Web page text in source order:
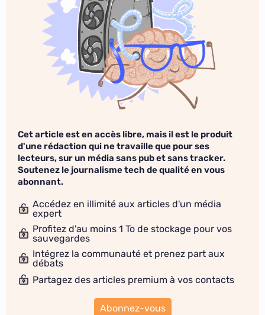
Cet article est en accès libre, mais il est le produit
d'une rédaction qui ne travaille que pour ses
lecteurs, sur un média sans pub et sans tracker.
Soutenez le journalisme tech de qualité en vous
abonnant.
Accédez en illimité aux articles d'un média
expert
Profitez d'au moins 1 To de stockage pour vos
sauvegardes
Intégrez la communauté et prenez part aux
débats
Partagez des articles premium à vos contacts
Abonnez-vous